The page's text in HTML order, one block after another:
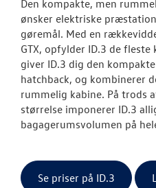
Den kompakte, men
ønsker elektriske
gøremål. Med en
GTX, opfylder ID.3 de
giver ID.3 dig den
hatchback, og kombinerer
rummelig kabine. På trods
størrelse imponerer ID.3
bagagerumsvolumen på
Se priser på ID.3